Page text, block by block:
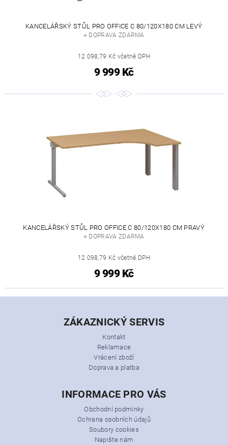
KANCELÁŘSKÝ STŮL PRO OFFICE C 80/120X180 CM LEVÝ
+ DOPRAVA ZDARMA
12 098,79 Kč včetně DPH
9 999 Kč
KANCELÁŘSKÝ STŮL PRO OFFICE C 80/120X180 CM PRAVÝ
+ DOPRAVA ZDARMA
12 098,79 Kč včetně DPH
9 999 Kč
ZÁKAZNICKÝ SERVIS
Kontakt
Reklamace
Vrácení zboží
Doprava a platba
INFORMACE PRO VÁS
Obchodní podmínky
Ochrana osobních údajů
Soubory cookies
Napište nám